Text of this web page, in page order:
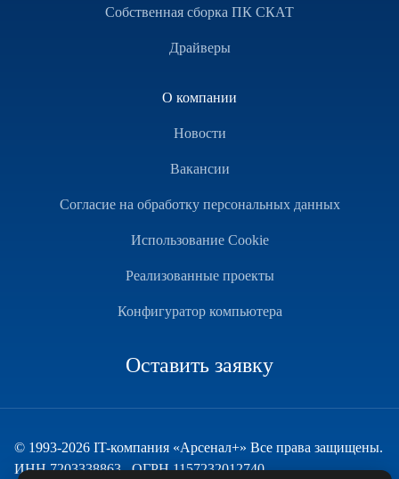
Собственная сборка ПК СКАТ
Драйверы
О компании
Новости
Вакансии
Согласие на обработку персональных данных
Использование Cookie
Реализованные проекты
Конфигуратор компьютера
Оставить заявку
© 1993-2026 IT-компания «Арсенал+» Все права защищены.
ИНН 7203338863 , ОГРН 1157232012740